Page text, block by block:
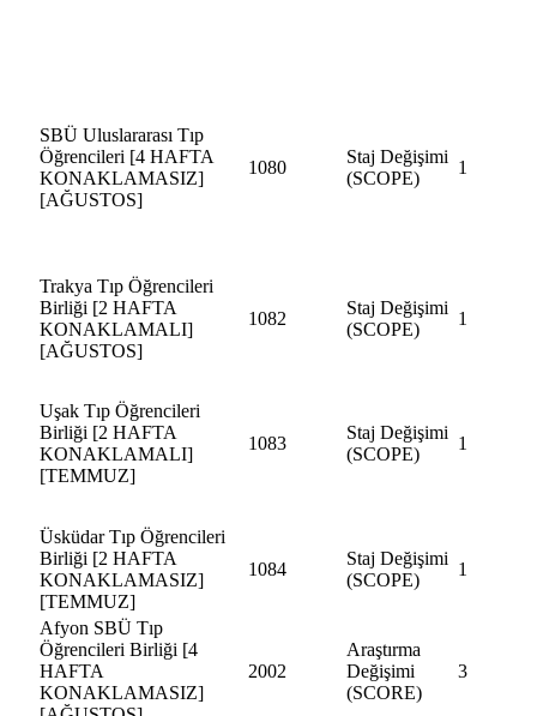
SBÜ Uluslararası Tıp
Öğrencileri [4 HAFTA
KONAKLAMASIZ]
[AĞUSTOS]
1080
Staj Değişimi
(SCOPE)
1
Trakya Tıp Öğrencileri
Birliği [2 HAFTA
KONAKLAMALI]
[AĞUSTOS]
1082
Staj Değişimi
(SCOPE)
1
Uşak Tıp Öğrencileri
Birliği [2 HAFTA
KONAKLAMALI]
[TEMMUZ]
1083
Staj Değişimi
(SCOPE)
1
Üsküdar Tıp Öğrencileri
Birliği [2 HAFTA
KONAKLAMASIZ]
[TEMMUZ]
1084
Staj Değişimi
(SCOPE)
1
Afyon SBÜ Tıp
Öğrencileri Birliği [4
HAFTA
KONAKLAMASIZ]
2002
Araştırma
Değişimi
(SCORE)
3